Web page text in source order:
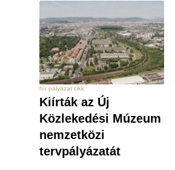
hír pályázat cikk
Kiírták az Új
Közlekedési Múzeum
nemzetközi
tervpályázatát